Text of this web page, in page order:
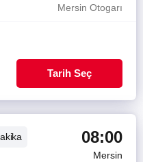
Mersin Otogarı
Tarih Seç
08:00
Mersin